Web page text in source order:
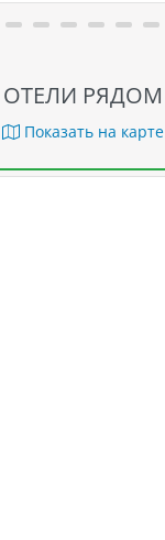
ОТЕЛИ РЯДОМ
Показать на карте